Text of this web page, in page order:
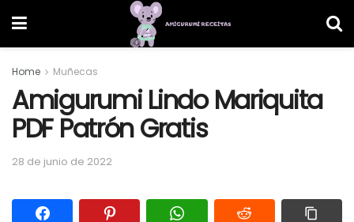
Home Muñecas
Amigurumi Lindo Mariquita
PDF Patrón Gratis
28 de junio de 2022